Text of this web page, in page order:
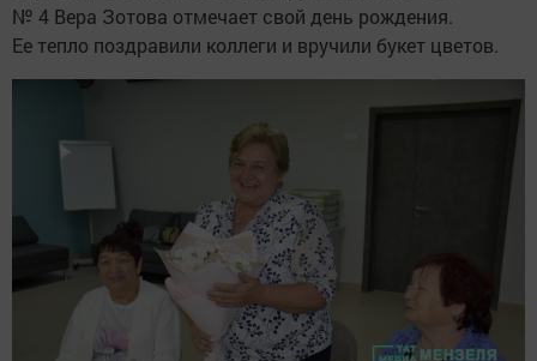
№ 4 Вера Зотова отмечает свой день рождения.
Ее тепло поздравили коллеги и вручили букет цветов.